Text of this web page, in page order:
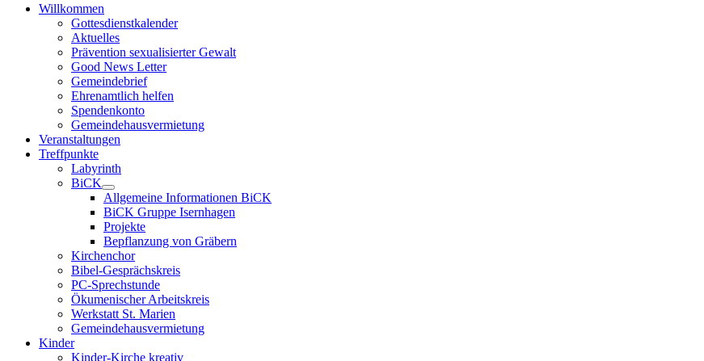
Willkommen
Gottesdienstkalender
Aktuelles
Prävention sexualisierter Gewalt
Good News Letter
Gemeindebrief
Ehrenamtlich helfen
Spendenkonto
Gemeindehausvermietung
Veranstaltungen
Treffpunkte
Labyrinth
BiCK
Allgemeine Informationen BiCK
BiCK Gruppe Isernhagen
Projekte
Bepflanzung von Gräbern
Kirchenchor
Bibel-Gesprächskreis
PC-Sprechstunde
Ökumenischer Arbeitskreis
Werkstatt St. Marien
Gemeindehausvermietung
Kinder
Kinder-Kirche kreativ